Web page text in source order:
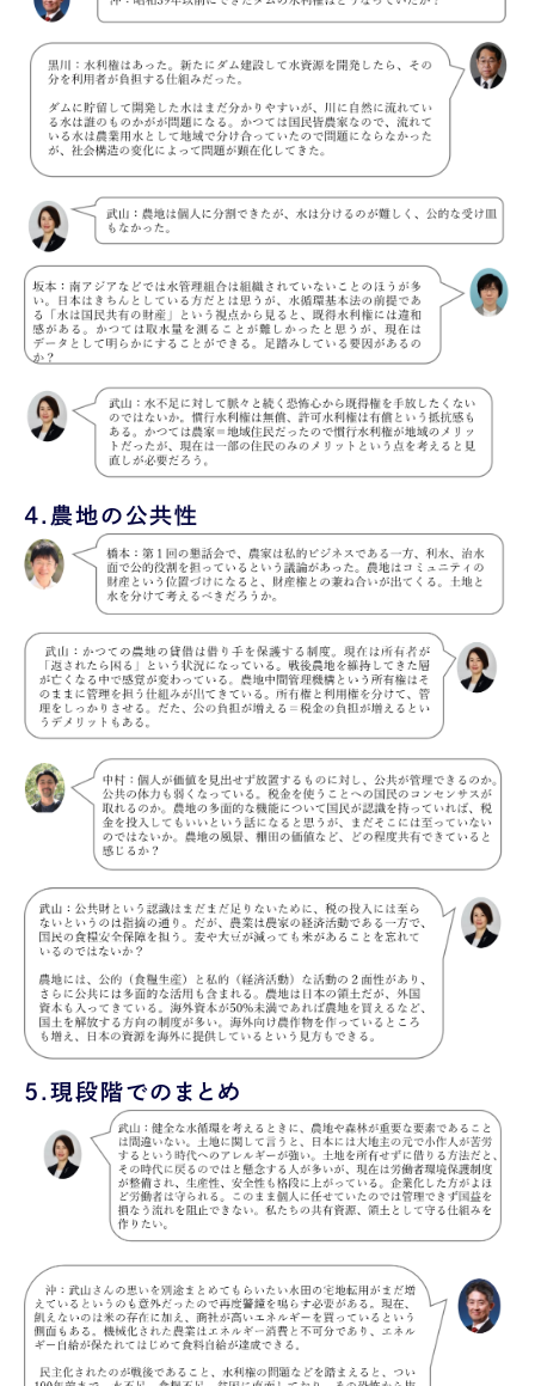
4. 農地の公共性
5. 現段階でのまとめ